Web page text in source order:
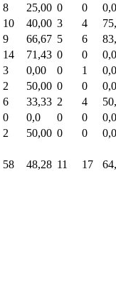
8 25,00 0 0
0,0
10 40,00 3 4
9 66,67 5 6
14 71,43 0 0
0,0
3 0,00 0 1
2 50,00 0 0
0,0
6 33,33 2 4
0 0,0 0 0
0,0
2 50,00 0 0
0,0
58 48,28 11 17